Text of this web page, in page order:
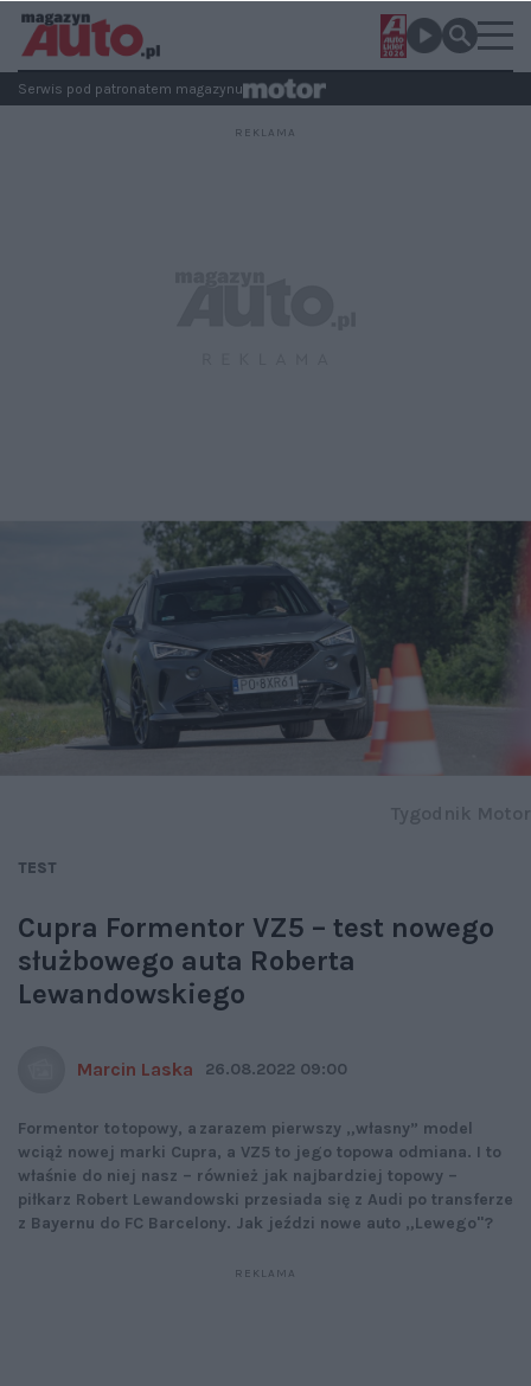
Serwis pod patronatem magazynu
TEST
Cupra Formentor VZ5 – test nowego
służbowego auta Roberta
Lewandowskiego
Marcin Laska 26.08.2022 09:00
Formentor to topowy, a zarazem pierwszy „własny” model
wciąż nowej marki Cupra, a VZ5 to jego topowa odmiana. I to
właśnie do niej nasz – również jak najbardziej topowy –
piłkarz Robert Lewandowski przesiada się z Audi po transferze
z Bayernu do FC Barcelony. Jak jeździ nowe auto „Lewego"?